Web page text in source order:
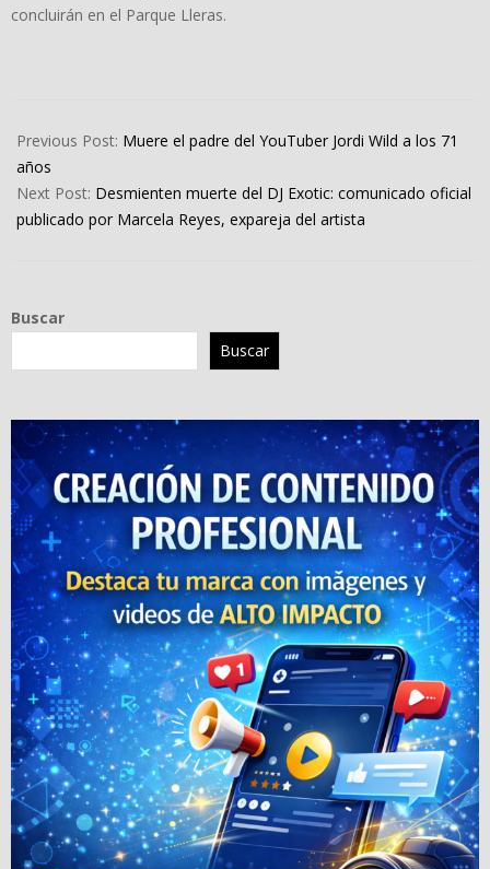
concluirán en el Parque Lleras.
11-
06
Previous Post: Muere el padre del YouTuber Jordi Wild a los 71
años
Next Post: Desmienten muerte del DJ Exotic: comunicado oficial
publicado por Marcela Reyes, expareja del artista
Buscar
Buscar